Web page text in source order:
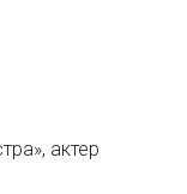
актер